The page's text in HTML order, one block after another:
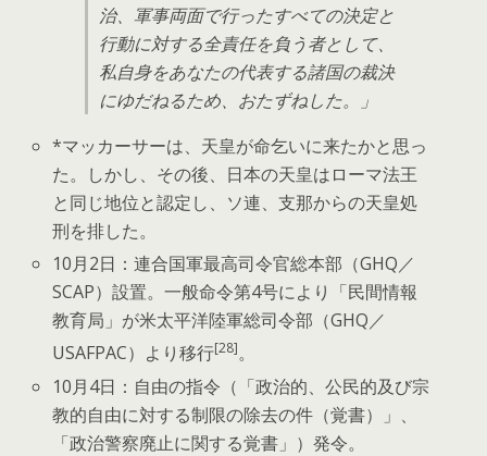
治、軍事両面で行ったすべての決定と
行動に対する全責任を負う者として、
私自身をあなたの代表する諸国の裁決
にゆだねるため、おたずねした。」
*マッカーサーは、天皇が命乞いに来たかと思っ
た。しかし、その後、日本の天皇はローマ法王
と同じ地位と認定し、ソ連、支那からの天皇処
刑を排した。
10月2日：連合国軍最高司令官総本部（GHQ／
SCAP）設置。一般命令第4号により「民間情報
教育局」が米太平洋陸軍総司令部（GHQ／
USAFPAC）より移行[28]。
10月4日：自由の指令（「政治的、公民的及び宗
教的自由に対する制限の除去の件（覚書）」、
「政治警察廃止に関する覚書」）発令。